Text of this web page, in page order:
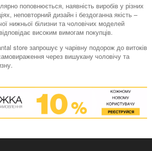
поповнюється, наявність виробів у різних
неповторний дизайн і бездоганна якість –
нижньої білизни та чоловічих моделей
високим вимогам покупців.
store запрошує у чарівну подорож до витоків
через вишукану чоловічу та